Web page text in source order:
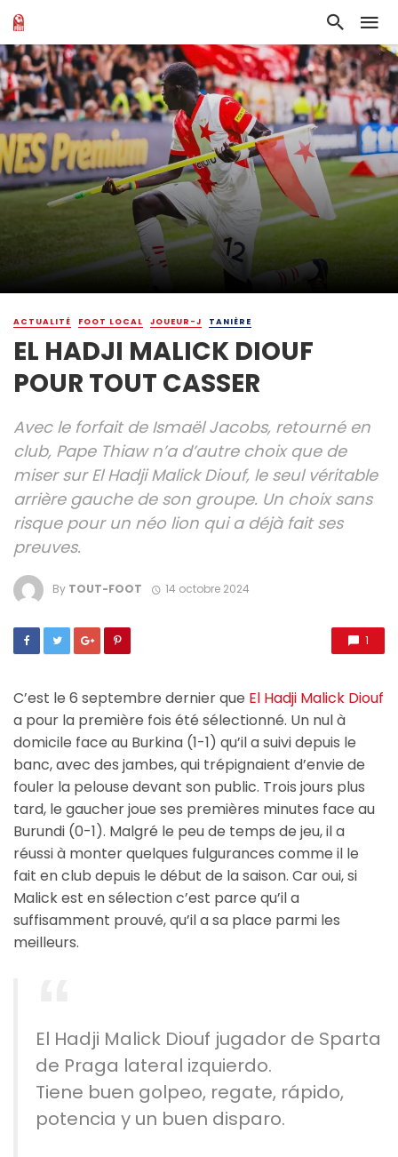
ACTUALITÉ FOOT LOCAL JOUEUR-J TANIÈRE
EL HADJI MALICK DIOUF
POUR TOUT CASSER
Avec le forfait de Ismaël Jacobs, retourné en
club, Pape Thiaw n’a d’autre choix que de
miser sur El Hadji Malick Diouf, le seul véritable
arrière gauche de son groupe. Un choix sans
risque pour un néo lion qui a déjà fait ses
preuves.
By TOUT-FOOT 14 octobre 2024
1
C’est le 6 septembre dernier que El Hadji Malick Diouf
a pour la première fois été sélectionné. Un nul à
domicile face au Burkina (1-1) qu’il a suivi depuis le
banc, avec des jambes, qui trépignaient d’envie de
fouler la pelouse devant son public. Trois jours plus
tard, le gaucher joue ses premières minutes face au
Burundi (0-1). Malgré le peu de temps de jeu, il a
réussi à monter quelques fulgurances comme il le
fait en club depuis le début de la saison. Car oui, si
Malick est en sélection c’est parce qu’il a
suffisamment prouvé, qu’il a sa place parmi les
meilleurs.
El Hadji Malick Diouf jugador de Sparta
de Praga lateral izquierdo.
Tiene buen golpeo, regate, rápido,
potencia y un buen disparo.